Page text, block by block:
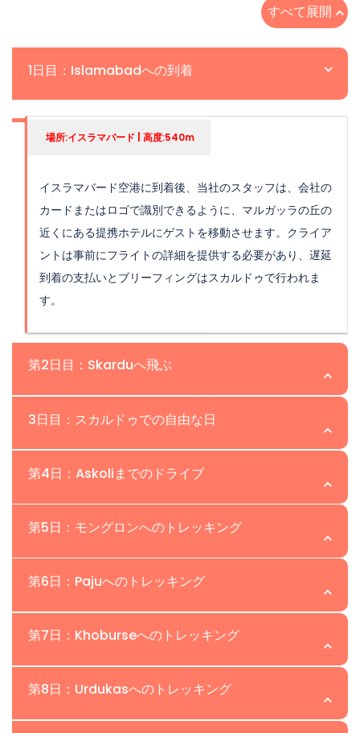
すべて展開
1日目：Islamabadへの到着
場所:イスラマバード | 高度:540m
イスラマバード空港に到着後、当社のスタッフは、会社の
カードまたはロゴで識別できるように、マルガッラの丘の
近くにある提携ホテルにゲストを移動させます。クライア
ントは事前にフライトの詳細を提供する必要があり、遅延
到着の支払いとブリーフィングはスカルドゥで行われま
す。
第2日目：Skarduへ飛ぶ
場所：Skardu | 高度：2,230m
のための物流の中心地です。到着後、スタッフがパートナ
ーホテルに案内し、Skarduを探索しながら休息できるよ
うにします。フライト中には、HimalayaとKarakoram山
3日目：スカルドゥでの自由な日
場所：Skardu | 高度：2,230m
ポチョへの適応ハイキングと息をのむような景色を楽しめ
る古い城を提供しています。ゲストはスカルドゥのバザー
ルを探索し、クランポンを手配することができ、私たちの
第4日：Askoliまでのドライブ
場所:Askoli | 高度:3,000m
バルトロトレッキングの最終地点であるAskoli Villageに到
着します。旅はシガールバレーを通り、緑豊かな田畑を楽
しみながら、ブラルド川に沿って続き、快適なキャンプで
第5日：モングロンへのトレッキング
場所:モングロン | 高度:3,200m
行でBiafo GlacierとBaltoro Riverの交差点にある
Korofonキャンプに到着します。Mongronキャンプに向
かって進むと、Baltoro K2トレッキングで最初に見えるピ
第6日：Pajuへのトレッキング
場所: Paju | 高度: 3,400m
広がり、素晴らしいカラコルムの風景を通る挑戦的であり
ながら報われる旅を提供します。トレイルはこの地域の自
第7日：Khoburseへのトレッキング
場所:Khoburse | 高度:3,800m
第8日：Urdukasへのトレッキング